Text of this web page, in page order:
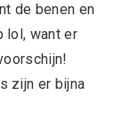
de benen en
lol, want er
zijn er bijna